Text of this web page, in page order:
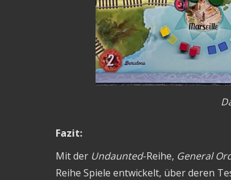
Fazit:
Mit der Undaunted-Reihe, General
Reihe Spiele entwickelt, über deren